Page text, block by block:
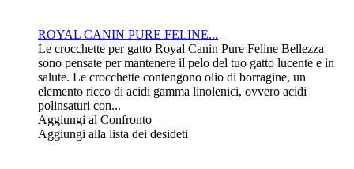
ROYAL CANIN PURE FELINE...
Le crocchette per gatto Royal Canin Pure Feline Bellezza
sono pensate per mantenere il pelo del tuo gatto lucente e in
salute. Le crocchette contengono olio di borragine, un
elemento ricco di acidi gamma linolenici, ovvero acidi
polinsaturi con...
Aggiungi al Confronto
Aggiungi alla lista dei desideti